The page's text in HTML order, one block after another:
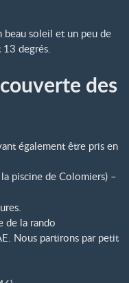
soleil et un peu de
degrés.
des
également être pris en
piscine de Colomiers) –
de la rando
Nous partirons par petit